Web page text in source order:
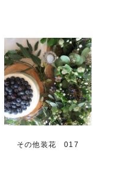
その他装花 017